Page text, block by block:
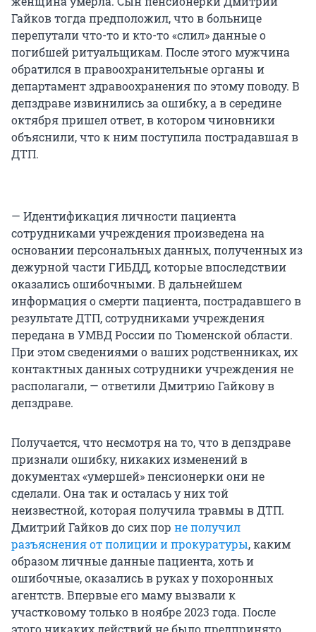
Гайков тогда предположил, что в больнице
перепутали что-то и кто-то «слил» данные о
погибшей ритуальщикам. После этого мужчина
обратился в правоохранительные органы и
департамент здравоохранения по этому поводу. В
депздраве извинились за ошибку, а в середине
октября пришел ответ, в котором чиновники
объяснили, что к ним поступила пострадавшая в
ДТП.
— Идентификация личности пациента
сотрудниками учреждения произведена на
основании персональных данных, полученных из
дежурной части ГИБДД, которые впоследствии
оказались ошибочными. В дальнейшем
информация о смерти пациента, пострадавшего в
результате ДТП, сотрудниками учреждения
передана в УМВД России по Тюменской области.
При этом сведениями о ваших родственниках, их
контактных данных сотрудники учреждения не
располагали, — ответили Дмитрию Гайкову в
депздраве.
Получается, что несмотря на то, что в депздраве
признали ошибку, никаких изменений в
документах «умершей» пенсионерки они не
сделали. Она так и осталась у них той
неизвестной, которая получила травмы в ДТП.
Дмитрий Гайков до сих пор не получил
разъяснения от полиции и прокуратуры, каким
образом личные данные пациента, хоть и
ошибочные, оказались в руках у похоронных
агентств. Впервые его маму вызвали к
участковому только в ноябре 2023 года. После
этого никаких действий не было предпринято.